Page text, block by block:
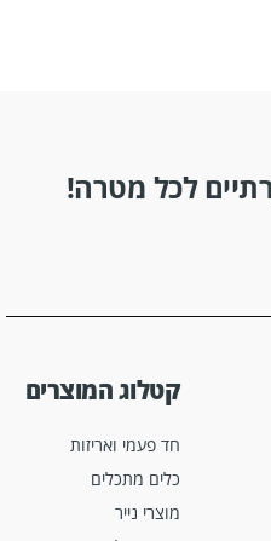
לכל מטרה!
קטלוג המוצרים
חד פעמי ואריזות
כלים מתכלים
מוצרי נייר